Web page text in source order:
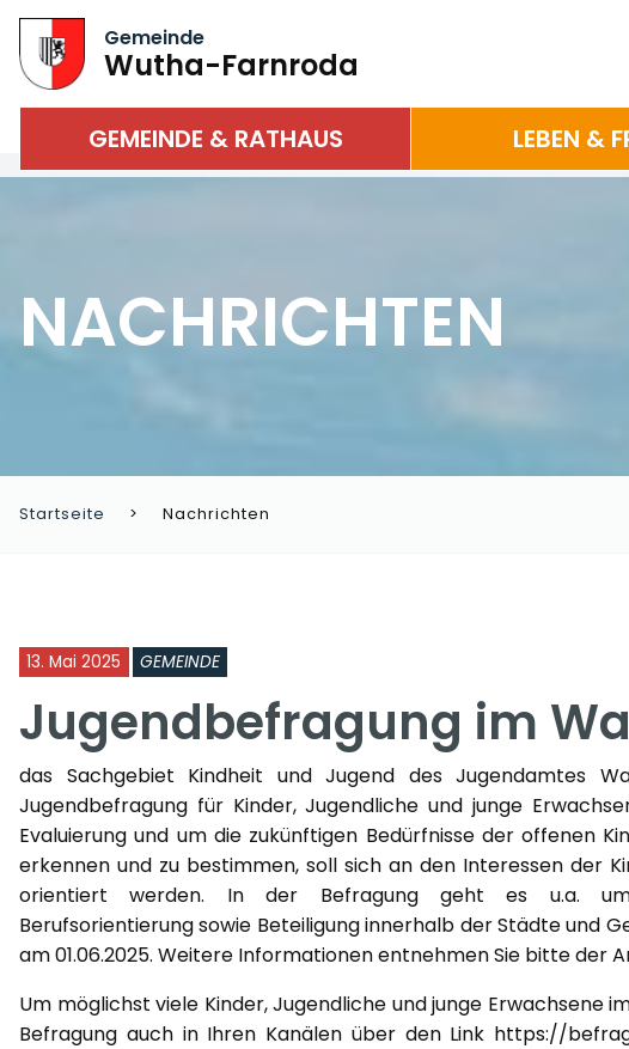
Gemeinde
Wutha-Farnroda
GEMEINDE & RATHAUS LEBEN &
NACHRICHTEN
Startseite Nachrichten
13. Mai 2025 GEMEINDE
Jugendbefragung im
das Sachgebiet Kindheit und Jugend des Jugendamtes
Jugendbefragung für Kinder, Jugendliche und junge
Evaluierung und um die zukünftigen Bedürfnisse der offenen
erkennen und zu bestimmen, soll sich an den Interessen der
orientiert werden. In der Befragung geht es u.a. um
Berufsorientierung sowie Beteiligung innerhalb der Städte und
am 01.06.2025. Weitere Informationen entnehmen Sie bitte der
Um möglichst viele Kinder, Jugendliche und junge Erwachsene
Befragung auch in Ihren Kanälen über den Link https://